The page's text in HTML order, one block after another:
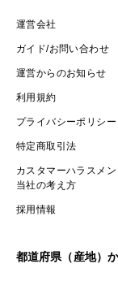
運営会社
ガイド/お問い合わせ
運営からのお知らせ
利用規約
プライバシーポリシー
特定商取引法
カスタマーハラスメ
当社の考え方
採用情報
都道府県（産地）